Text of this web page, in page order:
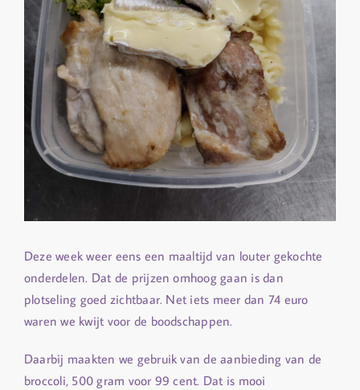
Deze week weer eens een maaltijd van louter gekochte
onderdelen. Dat de prijzen omhoog gaan is dan
plotseling goed zichtbaar. Net iets meer dan 74 euro
waren we kwijt voor de boodschappen.
Daarbij maakten we gebruik van de aanbieding van de
broccoli, 500 gram voor 99 cent. Dat is mooi